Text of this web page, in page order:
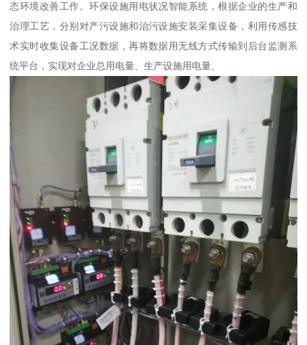
态环境改善工作。环保设施用电状况智能系统，根据企业的生产和
治理工艺，分别对产污设施和治污设施安装采集设备，利用传感技
术实时收集设备工况数据，再将数据用无线方式传输到后台监测系
统平台，实现对企业总用电量、生产设施用电量、